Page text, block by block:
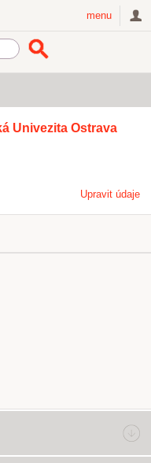
menu
Univezita Ostrava
Upravit údaje